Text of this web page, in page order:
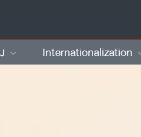
Internationalization